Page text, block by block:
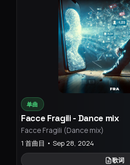
单曲
Facce Fragili - Dance mix
Facce Fragili (Dance mix)
1 首曲目 • Sep 28, 2024
歌词